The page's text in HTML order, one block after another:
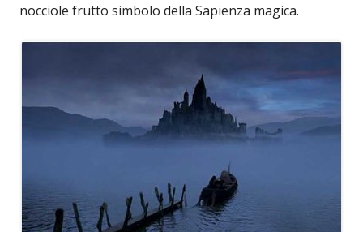
nocciole frutto simbolo della Sapienza magica.